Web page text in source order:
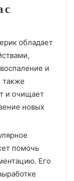
с
обладает
и
также
и очищает
новых
помочь
Его